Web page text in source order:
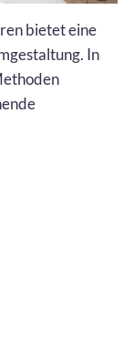
bietet eine
In